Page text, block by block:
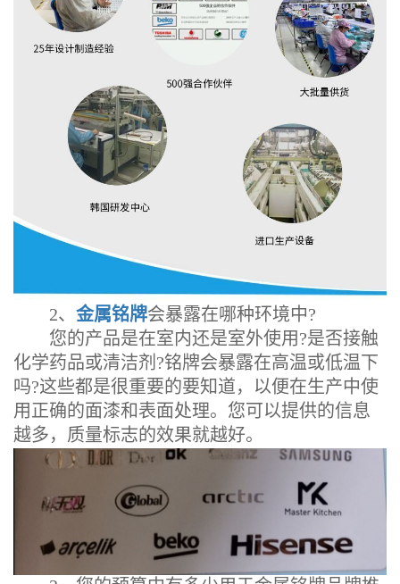
2、 金属铭牌会暴露在哪种环境中?
您的产品是在室内还是室外使用?是否接触
化学药品或清洁剂?铭牌会暴露在高温或低温下
吗?这些都是很重要的要知道，以便在生产中使
用正确的面漆和表面处理。您可以提供的信息
越多，质量标志的效果就越好。